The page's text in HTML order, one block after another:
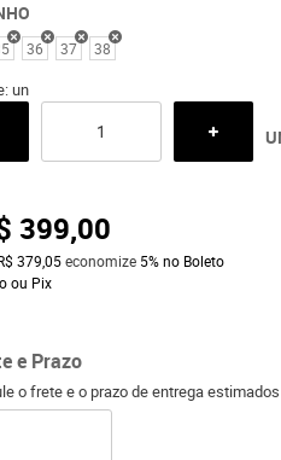
36 37 38
un
399,00
379,05economize 5% no Boleto
ou Pix
e Prazo
o frete e o prazo de entrega